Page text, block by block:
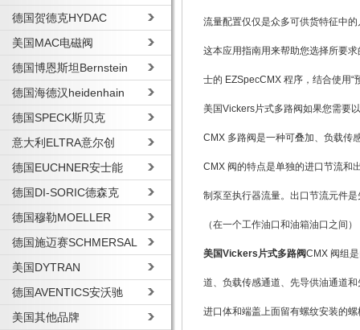
德国贺德克HYDAC
美国MAC电磁阀
德国博恩斯坦Bernstein
德国海德汉heidenhain
德国SPECK斯贝克
意大利ELTRA意尔创
德国EUCHNER安士能
德国DI-SORIC德森克
德国穆勒MOELLER
德国施迈赛SCHMERSAL
美国DYTRAN
德国AVENTICS安沃驰
美国其他品牌
流量配置仅仅是众多可供货特征中
这本应用指南用来帮助您选择所要
士的 EZSpecCMX 程序，结合使用
美国Vickers片式多路阀如果您需要
CMX 多路阀是一种可叠加、负载传
CMX 阀的特点是单独的进口节流和
制泵至执行器流量。出口节流元件
（在一个工作油口和油箱油口之间
美国Vickers片式多路阀CMX 阀组
道、负载传感通道、先导供油通道
进口体和端盖上面留有螺纹安装的螺